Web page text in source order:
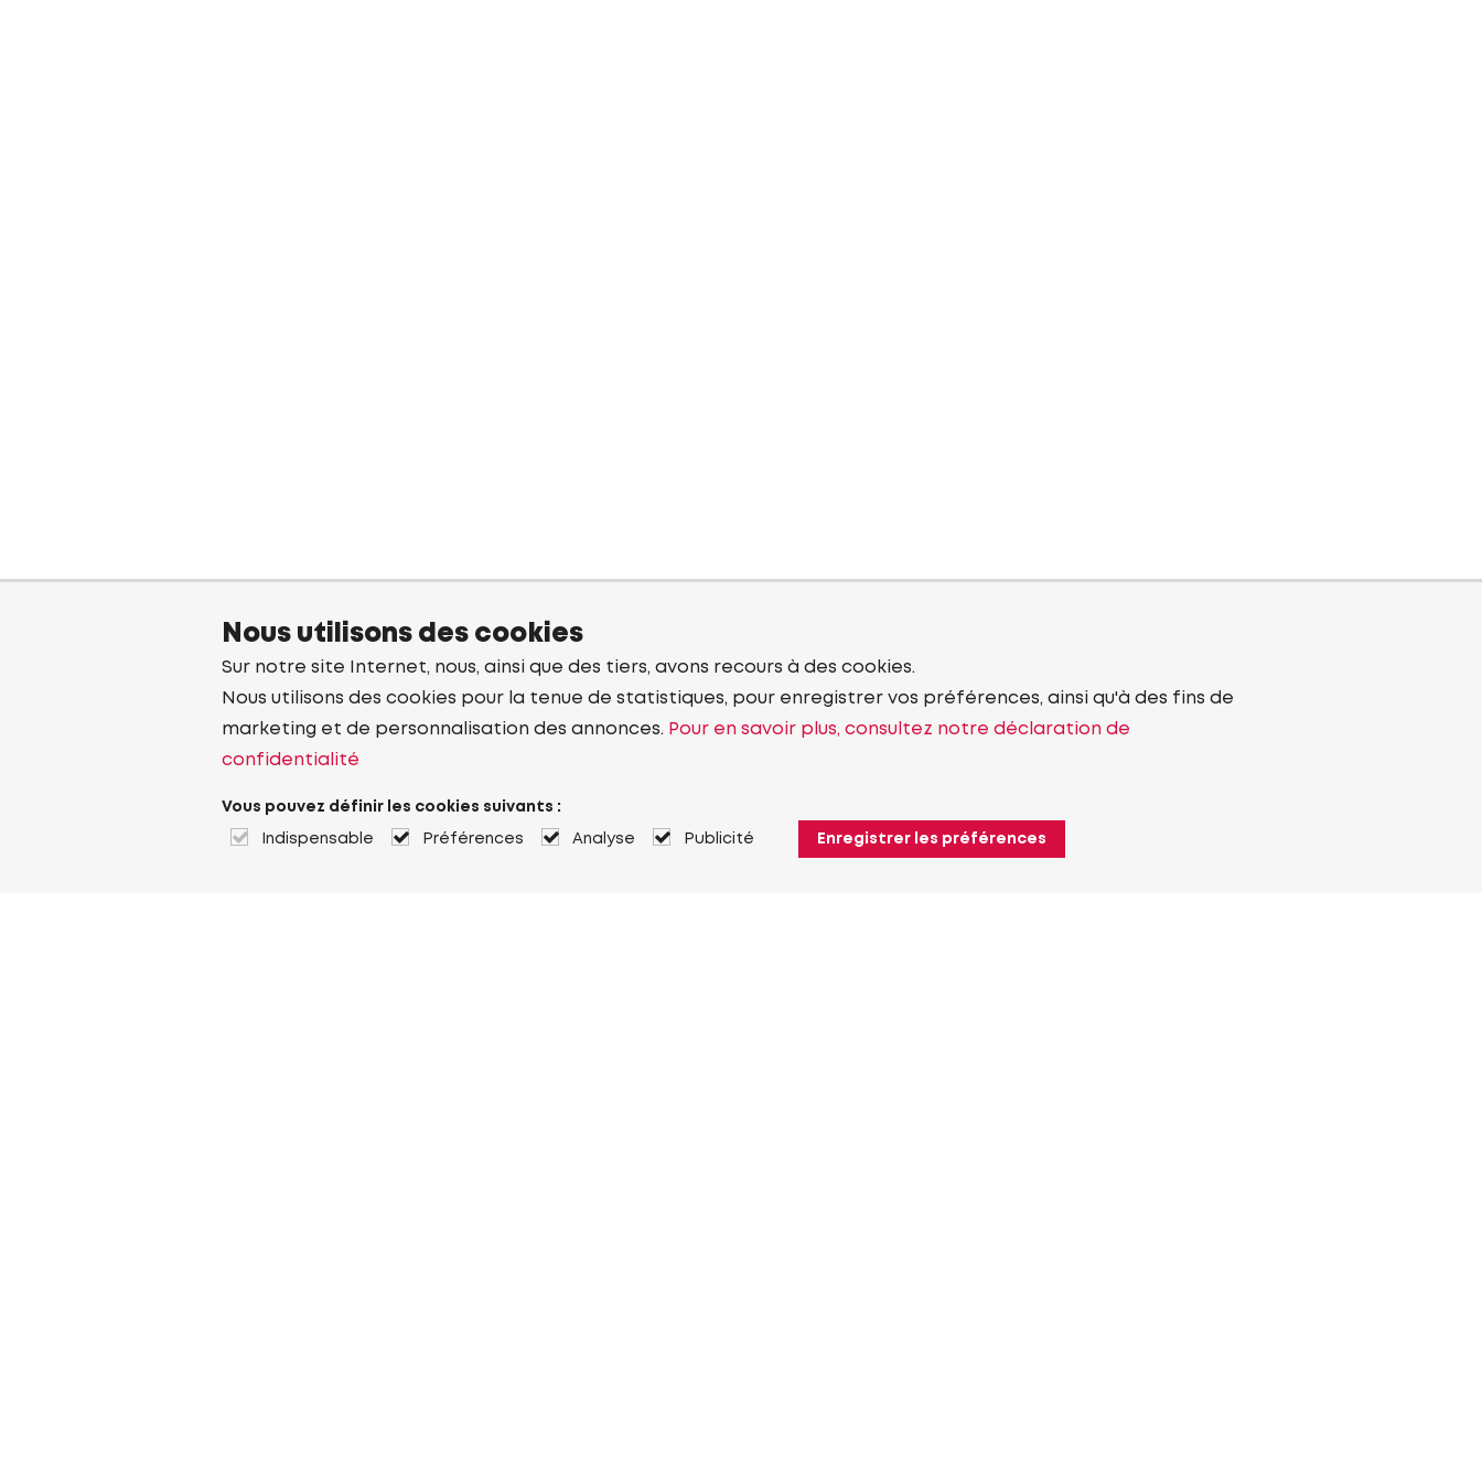
Nous utilisons des cookies
Sur notre site Internet, nous, ainsi que des tiers, avons recours à des cookies.
Nous utilisons des cookies pour la tenue de statistiques, pour enregistrer vos préférences, ainsi qu'à des fins de
marketing et de personnalisation des annonces. Pour en savoir plus, consultez notre déclaration de
confidentialité
Vous pouvez définir les cookies suivants :
Indispensable Préférences Analyse Publicité Enregistrer les préférences